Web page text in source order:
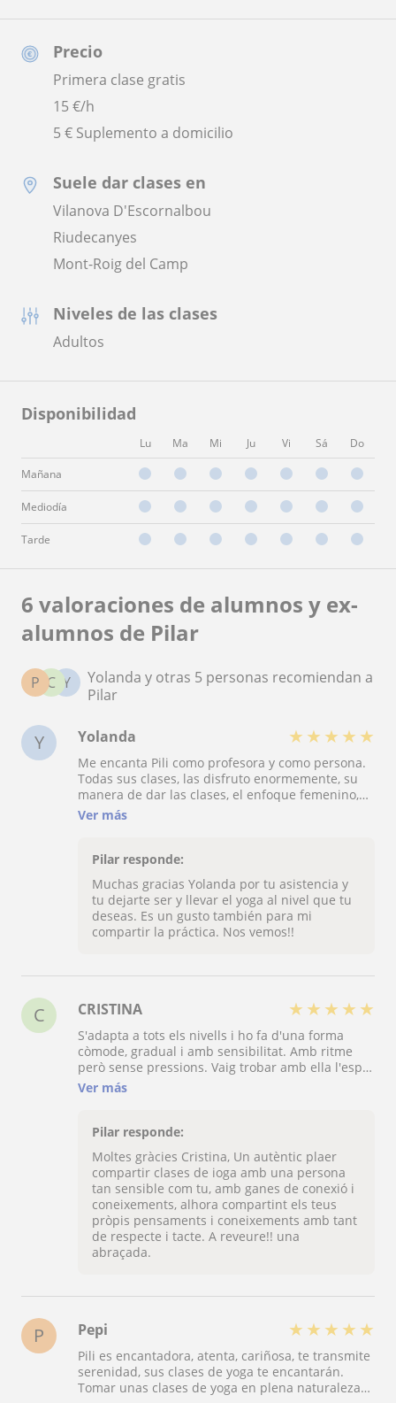
Precio
Primera clase gratis
15€/h
5 € Suplemento a domicilio
Suele dar clases en
Vilanova D'Escornalbou
Riudecanyes
Mont-Roig del Camp
Niveles de las clases
Adultos
Disponibilidad
Lu Ma Mi Ju Vi Sá Do
Mañana
Mediodía
Tarde
6 valoraciones de alumnos y ex-
alumnos de Pilar
Y
C
P
Yolanda y otras 5 personas recomiendan a
Pilar
Y Yolanda ★ ★ ★ ★ ★
Me encanta Pili como profesora y como persona.
Todas sus clases, las disfruto enormemente, su
manera de dar las clases, el enfoque femenino,
su dirección, su voz en la relajación. Siempre que
recomiendo, dirige las clases a las necesidades
comprensión. Además en un entorno idílico y
maravilloso, donde la energía emana de todos
lados.
Ver más
Pilar responde:
Muchas gracias Yolanda por tu asistencia y
tu dejarte ser y llevar el yoga al nivel que tu
deseas. Es un gusto también para mi
compartir la práctica. Nos vemos!!
C CRISTINA ★ ★ ★ ★ ★
S'adapta a tots els nivells i ho fa d'una forma
còmode, gradual i amb sensibilitat. Amb ritme
però sense pressions. Vaig trobar amb ella l'espai
de calma i conexió que buscava, a banda dels
específiques que tinguis (exercici de reforç del sol
adaptar-se a diferents tipus de persones i
habilitats.
Ver más
Pilar responde:
Moltes gràcies Cristina, Un autèntic plaer
compartir clases de ioga amb una persona
tan sensible com tu, amb ganes de conexió i
coneixements, alhora compartint els teus
pròpis pensaments i coneixements amb tant
de respecte i tacte. A reveure!! una
abraçada.
P Pepi ★ ★ ★ ★ ★
Pili es encantadora, atenta, cariñosa, te transmite
serenidad, sus clases de yoga te encantarán.
Tomar unas clases de yoga en plena naturaleza